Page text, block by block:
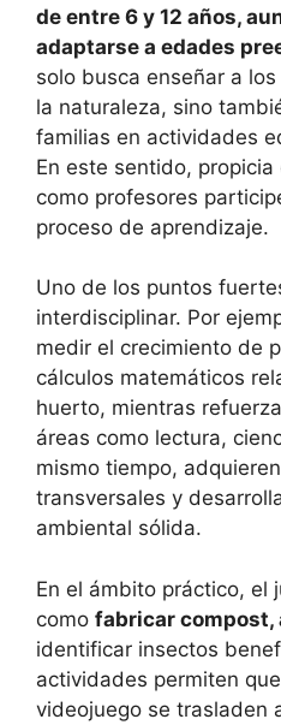
de entre 6 y 12 años,
adaptarse a edades
solo busca enseñar a
la naturaleza, sino
familias en actividades
En este sentido,
como profesores
proceso de aprendizaje.
Uno de los puntos
interdisciplinar. Por
medir el crecimiento de
cálculos matemáticos
huerto, mientras
áreas como lectura,
mismo tiempo,
transversales y
ambiental sólida.
En el ámbito práctico, el
como fabricar compost,
identificar insectos
actividades permiten
videojuego se trasladen